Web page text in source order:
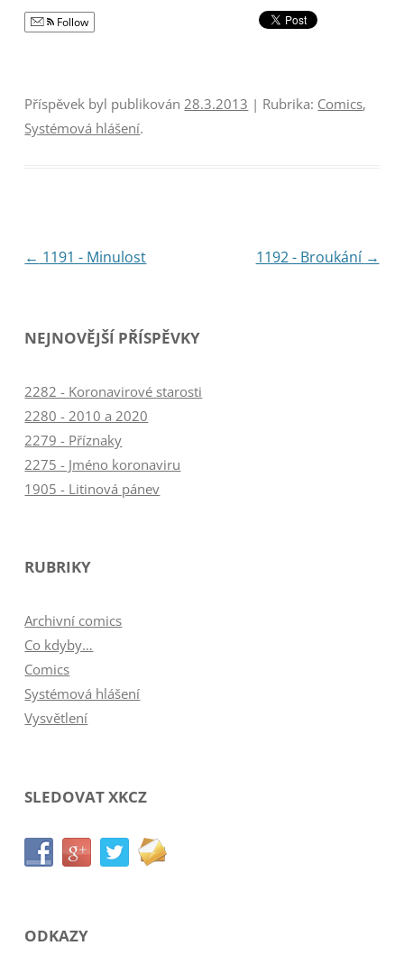
Follow
Příspěvek byl publikován 28.3.2013 | Rubrika: Comics,
Systémová hlášení.
Navigace
← 1191 - Minulost 1192 - Broukání →
NEJNOVĚJŠÍ PŘÍSPĚVKY
2282 - Koronavirové starosti
2280 - 2010 a 2020
2279 - Příznaky
2275 - Jméno koronaviru
1905 - Litinová pánev
RUBRIKY
Archivní comics
Co kdyby…
Comics
Systémová hlášení
Vysvětlení
SLEDOVAT XKCZ
ODKAZY